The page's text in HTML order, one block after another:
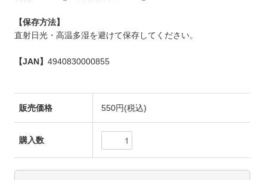
【保存方法】
直射⽇光・⾼温多湿を避けて保存してください。
【JAN】4940830000855
販売価格 550円(税込)
購入数